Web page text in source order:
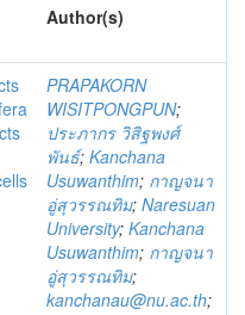
Author(s)
PRAPAKORN
WISITPONGPUN;
ประภากร วิสิฐพงศ์
พันธ์; Kanchana
Usuwanthim; กาญจนา
อู่สุวรรณทิม; Naresuan
University; Kanchana
Usuwanthim; กาญจนา
อู่สุวรรณทิม;
kanchanau@nu.ac.th;